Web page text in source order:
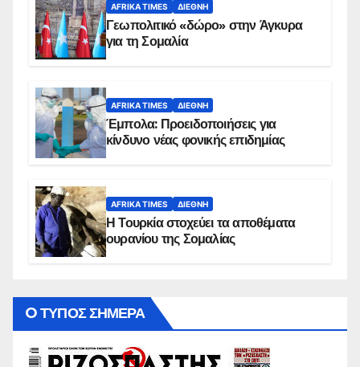
AFRIKA TIMES ΔΙΕΘΝΉ
Γεωπολιτικό «δώρο» στην Άγκυρα
για τη Σομαλία
AFRIKA TIMES ΔΙΕΘΝΉ
Έμπολα: Προειδοποιήσεις για
κίνδυνο νέας φονικής επιδημίας
AFRIKA TIMES ΔΙΕΘΝΉ
Η Τουρκία στοχεύει τα αποθέματα
ουρανίου της Σομαλίας
O ΤΥΠΟΣ ΣΗΜΕΡΑ